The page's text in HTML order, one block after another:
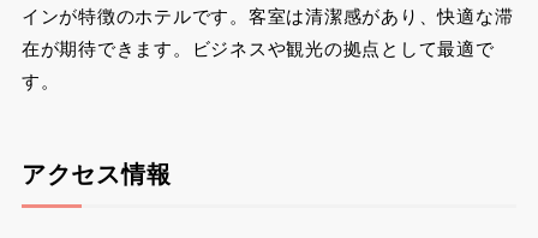
インが特徴のホテルです。客室は清潔感があり、快適な滞
在が期待できます。ビジネスや観光の拠点として最適で
す。
アクセス情報